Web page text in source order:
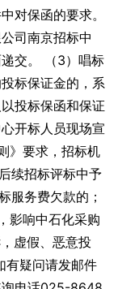
对保函的要求。
司南京招标中
交。 （3）唱标
标保证金的，系
投标保函和保证
开标人员现场宣
》要求，招标机
续招标评标中予
服务费欠款的；
影响中石化采购
虚假、恶意投
有疑问请发邮件